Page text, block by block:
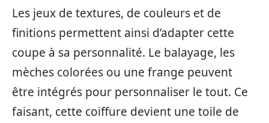
Les jeux de textures, de couleurs et de
finitions permettent ainsi d’adapter cette
coupe à sa personnalité. Le balayage, les
mèches colorées ou une frange peuvent
être intégrés pour personnaliser le tout. Ce
faisant, cette coiffure devient une toile de